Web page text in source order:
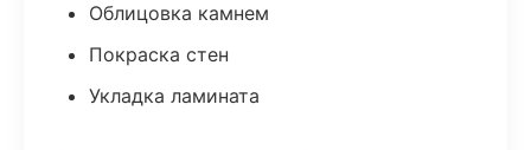
Облицовка камнем
Покраска стен
Укладка ламината